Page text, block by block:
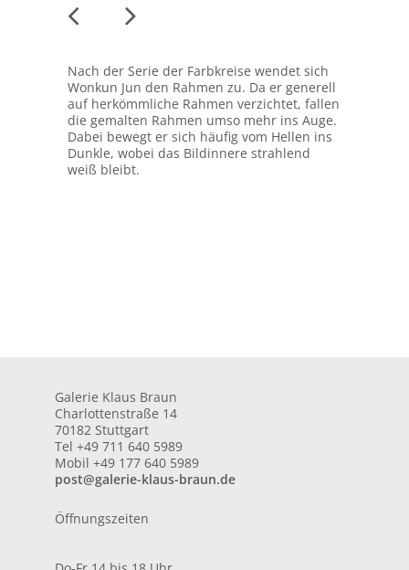
Nach der Serie der Farbkreise wendet sich
Wonkun Jun den Rahmen zu. Da er generell
auf herkömmliche Rahmen verzichtet, fallen
die gemalten Rahmen umso mehr ins Auge.
Dabei bewegt er sich häufig vom Hellen ins
Dunkle, wobei das Bildinnere strahlend
weiß bleibt.
Galerie Klaus Braun
Charlottenstraße 14
70182 Stuttgart
Tel +49 711 640 5989
Mobil +49 177 640 5989
post@galerie-klaus-braun.de
Öffnungszeiten